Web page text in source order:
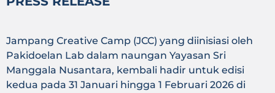
Jampang Creative Camp (JCC) yang diinisiasi oleh
Pakidoelan Lab dalam naungan Yayasan Sri
Manggala Nusantara, kembali hadir untuk edisi
kedua pada 31 Januari hingga 1 Februari 2026 di